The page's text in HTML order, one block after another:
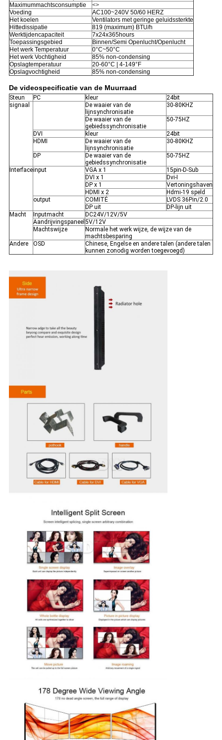
Maximummachtsconsumptie
<>
Voeding
AC100~240V 50/60 HERZ
Het koelen
Ventilators met geringe geluidssterkte
Hittedissipatie
819 (maximum) BTU/h
Werktijdencapaciteit
7x24x365hours
Toepassingsgebied
Binnen/Semi Openlucht/Openlucht
Het werk Temperatuur
0°C~50°C
Het werk Vochtigheid
85% non-condensing
Opslagtemperatuur
20-60°C | 4-149°F
Opslagvochtigheid
85% non-condensing
De videospecificatie van de Muurraad
Steun PC kleur
24bit
signaal
De waaier van de
lijnsynchronisatie
30-80KHZ
De waaier van de
gebiedssynchronisatie
50-75HZ
DVI kleur
24bit
HDMI
De waaier van de
lijnsynchronisatie
30-80KHZ
DP
De waaier van de
gebiedssynchronisatie
50-75HZ
Interfaceinput VGA x 1
15pin-D-Sub
DVI x 1
Dvi-I
DP x 1
Vertoningshaven
HDMI x 2
Hdmi-19 speld
output
COMITÉ
LVDS 36Pin/2.0
DP uit
DP-lijn uit
Macht
Inputmacht
DC24V/12V/5V
Aandrijvingspaneel 5V/12V
Machtswijze
Normale het werk wijze, de wijze van de
machtsbesparing
Andere
OSD
Chinese, Engelse en andere talen (andere talen
kunnen zonodig worden toegevoegd)